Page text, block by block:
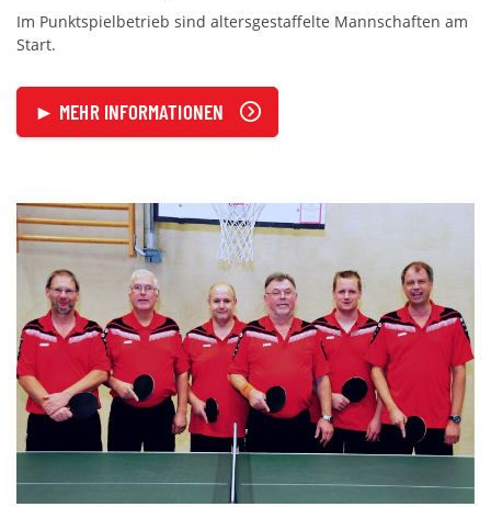
Im Punktspielbetrieb sind altersgestaffelte Mannschaften am
Start.
► MEHR INFORMATIONEN